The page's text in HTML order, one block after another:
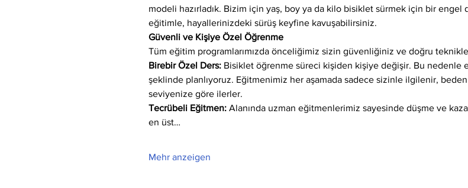
modeli hazırladık. Bizim için yaş, boy ya da kilo bisiklet sürmek için bir engel
eğitimle, hayallerinizdeki sürüş keyfine kavuşabilirsiniz.
Güvenli ve Kişiye Özel Öğrenme
Tüm eğitim programlarımızda önceliğimiz sizin güvenliğiniz ve doğru
Birebir Özel Ders: Bisiklet öğrenme süreci kişiden kişiye değişir. Bu nedenle
şeklinde planlıyoruz. Eğitmenimiz her aşamada sadece sizinle ilgilenir, beden
seviyenize göre ilerler.
Tecrübeli Eğitmen: Alanında uzman eğitmenlerimiz sayesinde düşme ve
en üst…
Mehr anzeigen